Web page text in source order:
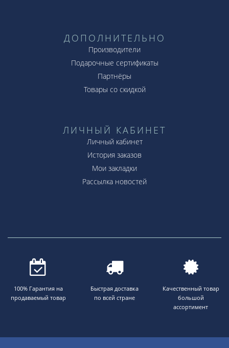
ДОПОЛНИТЕЛЬНО
Производители
Подарочные сертификаты
Партнёры
Товары со скидкой
ЛИЧНЫЙ КАБИНЕТ
Личный кабинет
История заказов
Мои закладки
Рассылка новостей
100% Гарантия на
продаваемый товар
Быстрая доставка
по всей стране
Качественный товар
большой
ассортимент